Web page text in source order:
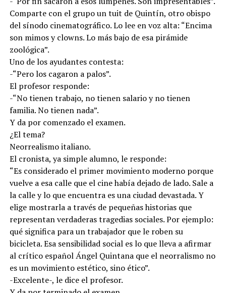
Comparte con el grupo un tuit de Quintín, otro obispo
del sínodo cinematográfico. Lo lee en voz alta: “Encima
son mimos y clowns. Lo más bajo de esa pirámide
zoológica”.
Uno de los ayudantes contesta:
-“Pero los cagaron a palos”.
El profesor responde:
-“No tienen trabajo, no tienen salario y no tienen
familia. No tienen nada”.
Y da por comenzado el examen.
¿El tema?
Neorrealismo italiano.
El cronista, ya simple alumno, le responde:
“Es considerado el primer movimiento moderno porque
vuelve a esa calle que el cine había dejado de lado. Sale a
la calle y lo que encuentra es una ciudad devastada. Y
elige mostrarla a través de pequeñas historias que
representan verdaderas tragedias sociales. Por ejemplo:
qué significa para un trabajador que le roben su
bicicleta. Esa sensibilidad social es lo que lleva a afirmar
al crítico español Ángel Quintana que el neorralismo no
es un movimiento estético, sino ético”.
-Excelente-, le dice el profesor.